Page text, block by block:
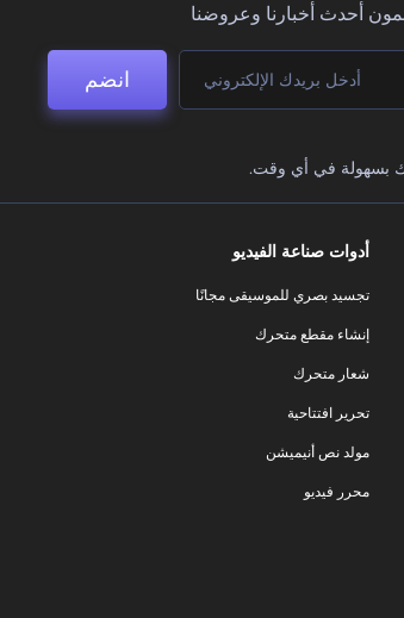
أحدث أخبارنا وعروضنا
انضم
بسهولة في أي وقت.
أدوات صناعة الفيديو
تجسيد بصري للموسيقى مجانًا
إنشاء مقطع متحرك
شعار متحرك
تحرير افتتاحية
مولد نص أنيميشن
محرر فيديو